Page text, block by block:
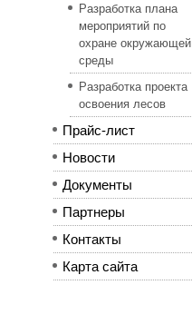
Разработка плана
мероприятий по
охране окружающей
среды
Разработка проекта
освоения лесов
Прайс-лист
Новости
Документы
Партнеры
Контакты
Карта сайта